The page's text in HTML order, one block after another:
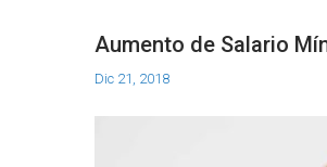
Aumento de Salario
Dic 21, 2018